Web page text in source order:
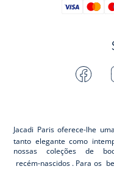
Jacadi Paris oferece-lhe
tanto elegante como
nossas coleções de
recém-nascidos . Para os